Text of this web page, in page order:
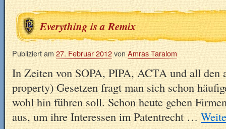
Everything is a Remix
Publiziert am 27. Februar 2012von Amras Taralom
In Zeiten von SOPA, PIPA, ACTA und all den
property) Gesetzen fragt man sich schon
wohl hin führen soll. Schon heute geben
aus, um ihre Interessen im Patentrecht …